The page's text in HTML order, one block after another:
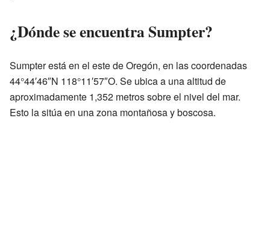
¿Dónde se encuentra Sumpter?
Sumpter está en el este de Oregón, en las coordenadas
44°44′46″N 118°11′57″O. Se ubica a una altitud de
aproximadamente 1,352 metros sobre el nivel del mar.
Esto la sitúa en una zona montañosa y boscosa.